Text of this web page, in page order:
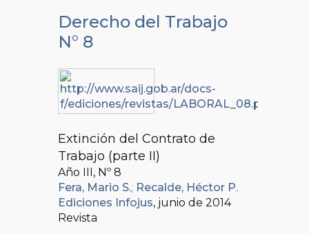
Derecho del Trabajo
N° 8
Extinción del Contrato de
Trabajo (parte II)
Año III, Nº 8
Fera, Mario S.; Recalde, Héctor P.
Ediciones Infojus, junio de 2014
Revista